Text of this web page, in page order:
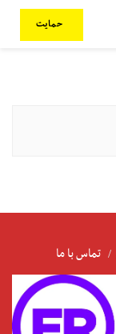
حمایت
تماس با ما